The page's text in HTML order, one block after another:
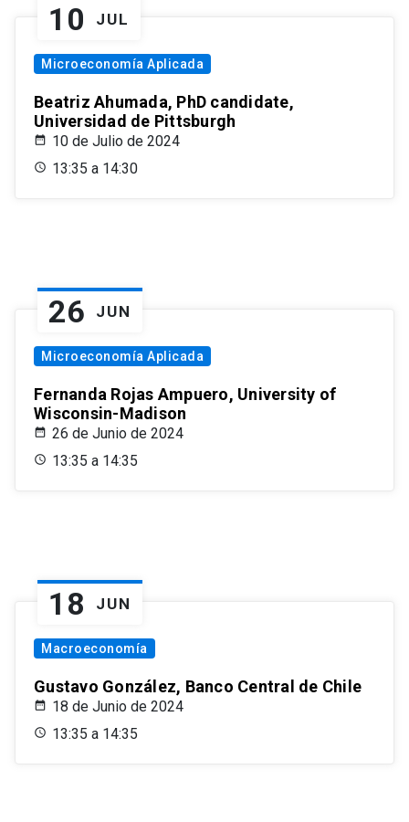
10 JUL
Microeconomía Aplicada
Beatriz Ahumada, PhD candidate,
Universidad de Pittsburgh
10 de Julio de 2024
13:35 a 14:30
26 JUN
Microeconomía Aplicada
Fernanda Rojas Ampuero, University of
Wisconsin-Madison
26 de Junio de 2024
13:35 a 14:35
18 JUN
Macroeconomía
Gustavo González, Banco Central de Chile
18 de Junio de 2024
13:35 a 14:35